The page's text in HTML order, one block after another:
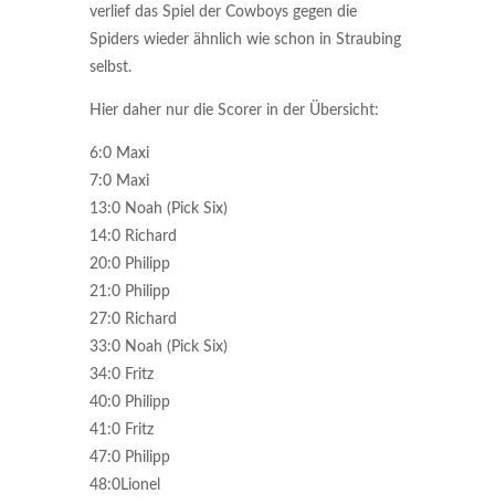
verlief das Spiel der Cowboys gegen die
Spiders wieder ähnlich wie schon in Straubing
selbst.
Hier daher nur die Scorer in der Übersicht:
6:0 Maxi
7:0 Maxi
13:0 Noah (Pick Six)
14:0 Richard
20:0 Philipp
21:0 Philipp
27:0 Richard
33:0 Noah (Pick Six)
34:0 Fritz
40:0 Philipp
41:0 Fritz
47:0 Philipp
48:0Lionel